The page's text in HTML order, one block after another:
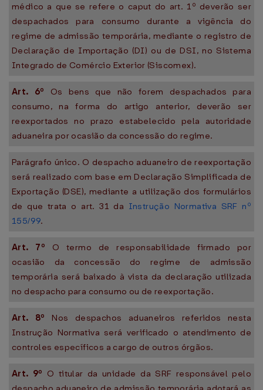
médico a que se refere o caput do art. 1º deverão ser
despachados para consumo durante a vigência do
regime de admissão temporária, mediante o registro de
Declaração de Importação (DI) ou de DSI, no Sistema
Integrado de Comércio Exterior (Siscomex).
Art. 6º Os bens que não forem despachados para
consumo, na forma do artigo anterior, deverão ser
reexportados no prazo estabelecido pela autoridade
aduaneira por ocasião da concessão do regime.
Parágrafo único. O despacho aduaneiro de reexportação
será realizado com base em Declaração Simplificada de
Exportação (DSE), mediante a utilização dos formulários
de que trata o art. 31 da Instrução Normativa SRF nº
155/99.
Art. 7º O termo de responsabilidade firmado por
ocasião da concessão do regime de admissão
temporária será baixado à vista da declaração utilizada
no despacho para consumo ou de reexportação.
Art. 8º Nos despachos aduaneiros referidos nesta
Instrução Normativa será verificado o atendimento de
controles específicos a cargo de outros órgãos.
Art. 9º O titular da unidade da SRF responsável pelo